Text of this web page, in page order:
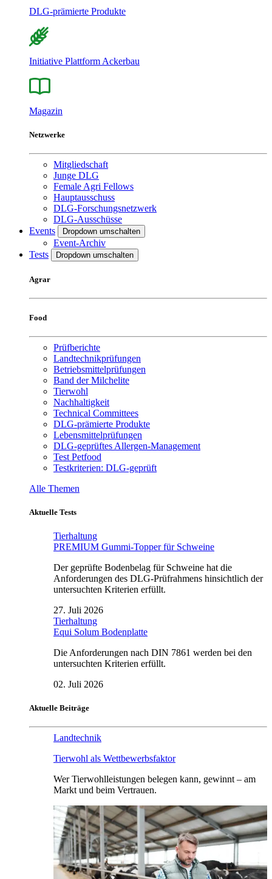
DLG-prämierte Produkte
Initiative Plattform Ackerbau
Magazin
Netzwerke
Mitgliedschaft
Junge DLG
Female Agri Fellows
Hauptausschuss
DLG-Forschungsnetzwerk
DLG-Ausschüsse
Events
Dropdown umschalten
Event-Archiv
Tests
Dropdown umschalten
Agrar
Food
Prüfberichte
Landtechnikprüfungen
Betriebsmittelprüfungen
Band der Milchelite
Tierwohl
Nachhaltigkeit
Technical Committees
DLG-prämierte Produkte
Lebensmittelprüfungen
DLG-geprüftes Allergen-Management
Test Petfood
Testkriterien: DLG-geprüft
Alle Themen
Aktuelle Tests
Tierhaltung
PREMIUM Gummi-Topper für Schweine
Der geprüfte Bodenbelag für Schweine hat die
Anforderungen des DLG-Prüfrahmens hinsichtlich der
untersuchten Kriterien erfüllt.
27. Juli 2026
Tierhaltung
Equi Solum Bodenplatte
Die Anforderungen nach DIN 7861 werden bei den
untersuchten Kriterien erfüllt.
02. Juli 2026
Aktuelle Beiträge
Landtechnik
Tierwohl als Wettbewerbsfaktor
Wer Tierwohlleistungen belegen kann, gewinnt – am
Markt und beim Vertrauen.